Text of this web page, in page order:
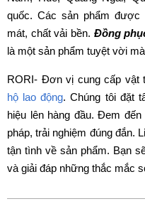
quốc. Các sản phẩm được
mát, chất vải bền. Đồng
là một sản phẩm tuyệt vời
RORI- Đơn vị cung cấp vật
hộ lao động. Chúng tôi đặt
hiệu lên hàng đầu. Đem
pháp, trải nghiệm đúng đắn.
tận tình về sản phẩm. Bạn
và giải đáp những thắc mắc